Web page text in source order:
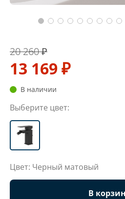
20 260 ₽
13 169 ₽
В наличии
Выберите цвет:
Цвет: Черный матовый
В